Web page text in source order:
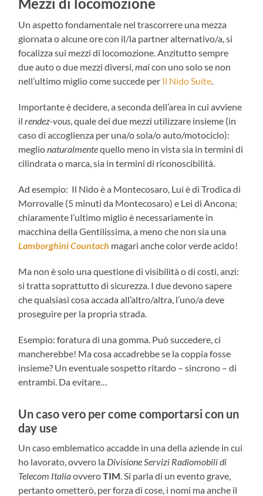
Un aspetto fondamentale nel trascorrere una mezza
giornata o alcune ore con il/la partner alternativo/a, si
focalizza sui mezzi di locomozione. Anzitutto sempre
due auto o due mezzi diversi,maicon uno solo se non
nell’ultimo miglio come succede per Il Nido Suite
Importante è decidere, a seconda dell’area in cui avviene
ilrendez-vous , quale dei due mezzi utilizzare insieme (in
caso di accoglienza per una/o sola/o auto/motociclo):
meglionaturalmentequello meno in vista sia in termini di
cilindrata o marca, sia in termini di riconoscibilità.
Ad esempio: Il Nido è a Montecosaro, Lui è di Trodica di
Morrovalle (5 minuti da Montecosaro) e Lei di Ancona;
chiaramente l’ultimo miglio è necessariamente in
macchina della Gentilissima, a meno che non sia una
Lamborghini Countach magari anche color verde acido!
Ma non è solo una questione di visibilità o di costi, anzi:
si tratta soprattutto di sicurezza. I due devono sapere
che qualsiasi cosa accada all’altro/altra, l’uno/a deve
proseguire per la propria strada.
Esempio: foratura di una gomma. Può succedere, ci
mancherebbe! Ma cosa accadrebbe se la coppia fosse
insieme? Un eventuale sospetto ritardo – sincrono – di
entrambi. Da evitare…
Un caso vero per come comportarsi con un
day use
Un caso emblematico accadde in una della aziende in cui
ho lavorato, ovvero la Divisione Servizi Radiomobili di
Telecom ItaliaovveroTIM . Si parla di un evento grave,
pertanto ometterò, per forza di cose, i nomi ma anche il